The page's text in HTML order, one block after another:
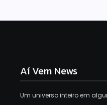
Aí Vem News
Um universo inteiro em